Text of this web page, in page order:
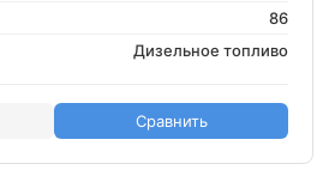
86
Дизельное топливо
Сравнить